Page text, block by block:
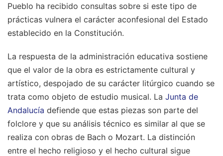
Pueblo ha recibido consultas sobre si este tipo de
prácticas vulnera el carácter aconfesional del Estado
establecido en la Constitución.
La respuesta de la administración educativa sostiene
que el valor de la obra es estrictamente cultural y
artístico, despojado de su carácter litúrgico cuando se
trata como objeto de estudio musical. La Junta de
Andalucía defiende que estas piezas son parte del
folclore y que su análisis técnico es similar al que se
realiza con obras de Bach o Mozart. La distinción
entre el hecho religioso y el hecho cultural sigue